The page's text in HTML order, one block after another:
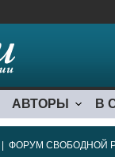
АВТОРЫ В
ФОРУМ СВОБОДНОЙ